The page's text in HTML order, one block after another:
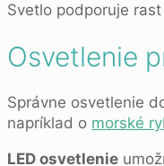
Svetlo podporuje
Osvetlenie
Správne osvetlenie
napríklad o morské
LED osvetlenie